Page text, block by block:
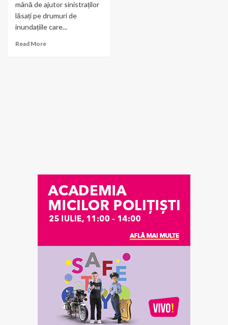
mână de ajutor sinistraților
lăsați pe drumuri de
inundațiile care...
Read More